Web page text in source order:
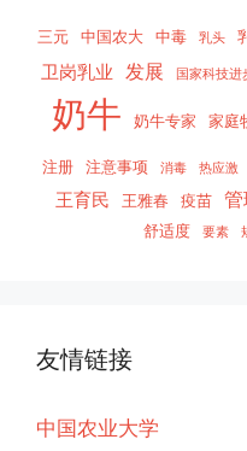
三元 中国农大 中毒 乳头
卫岗乳业 发展 国家科技进
奶牛 奶牛专家 家庭
注册 注意事项 消毒 热应激
王育民 王雅春 疫苗 管
舒适度 要素
友情链接
中国农业大学